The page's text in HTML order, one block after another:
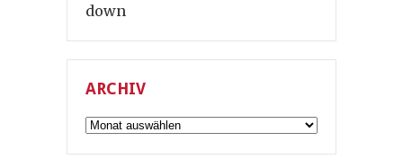
down
ARCHIV
Archiv